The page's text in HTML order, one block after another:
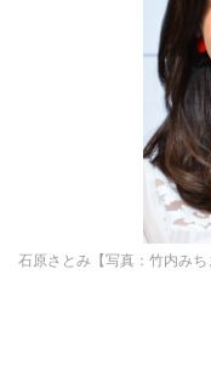
石原さとみ【写真：竹内みち